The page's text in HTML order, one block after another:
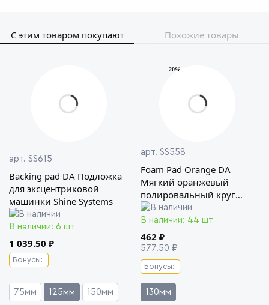
С этим товаром покупают Похожие товары
арт. SS615
Backing pad DA Подложка
для эксцентриковой
машинки Shine Systems
В наличии: 6 шт
1 039.50 ₽
Бонусы:
75мм 125мм 150мм
-20%
арт. SS558
Foam Pad Orange DA
Мягкий оранжевый
полировальный круг
Shine Systems
В наличии: 44 шт
462 ₽
577.50 ₽
Бонусы:
130мм